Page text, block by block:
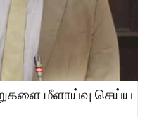
மீளாய்வு செய்ய